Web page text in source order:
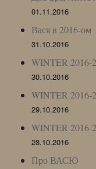
01.11.2016
Вася в 2016-ом
31.10.2016
WINTER 2016-
30.10.2016
WINTER 2016-
29.10.2016
WINTER 2016-
28.10.2016
Про ВАСЮ